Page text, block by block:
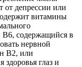
от депрессии или
витамины
содержащийся в
нервной
В2, или
глаз и